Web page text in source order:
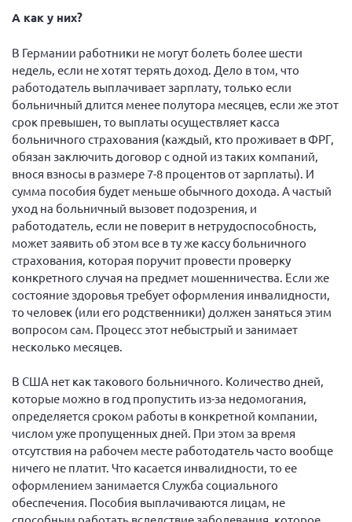
А как у них?
В Германии работники не могут болеть более шести
недель, если не хотят терять доход. Дело в том, что
работодатель выплачивает зарплату, только если
больничный длится менее полутора месяцев, если же этот
срок превышен, то выплаты осуществляет касса
больничного страхования (каждый, кто проживает в ФРГ,
обязан заключить договор с одной из таких компаний,
внося взносы в размере 7-8 процентов от зарплаты). И
сумма пособия будет меньше обычного дохода. А частый
уход на больничный вызовет подозрения, и
работодатель, если не поверит в нетрудоспособность,
может заявить об этом все в ту же кассу больничного
страхования, которая поручит провести проверку
конкретного случая на предмет мошенничества. Если же
состояние здоровья требует оформления инвалидности,
то человек (или его родственники) должен заняться этим
вопросом сам. Процесс этот небыстрый и занимает
несколько месяцев.
В США нет как такового больничного. Количество дней,
которые можно в год пропустить из-за недомогания,
определяется сроком работы в конкретной компании,
числом уже пропущенных дней. При этом за время
отсутствия на рабочем месте работодатель часто вообще
ничего не платит. Что касается инвалидности, то ее
оформлением занимается Служба социального
обеспечения. Пособия выплачиваются лицам, не